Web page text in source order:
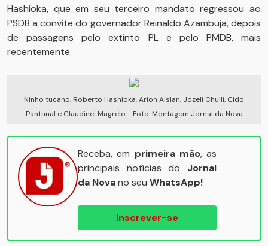
Hashioka, que em seu terceiro mandato regressou ao
PSDB a convite do governador Reinaldo Azambuja, depois
de passagens pelo extinto PL e pelo PMDB, mais
recentemente.
Ninho tucano, Roberto Hashioka, Arion Aislan, Jozeli Chulli, Cido
Pantanal e Claudinei Magrelo - Foto: Montagem Jornal da Nova
Receba, em primeira mão, as
principais notícias do Jornal
da Novano seu WhatsApp!
Inscrever-se